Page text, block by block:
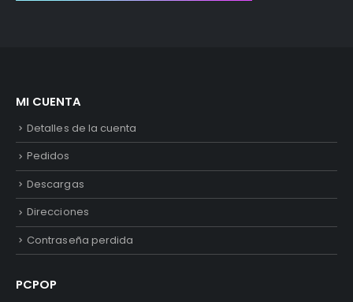
MI CUENTA
Detalles de la cuenta
Pedidos
Descargas
Direcciones
Contraseña perdida
PCPOP